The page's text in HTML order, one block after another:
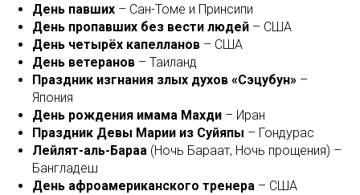
День павших – Сан-Томе и Принсипи
День пропавших без вести людей – США
День четырёх капелланов – США
День ветеранов – Таиланд
Праздник изгнания злых духов «Сэцубун» –
Япония
День рождения имама Махди – Иран
Праздник Девы Марии из Суйяпы – Гондурас
Лейлят-аль-Бараа (Ночь Бараат, Ночь прощения) –
Бангладеш
День афроамериканского тренера – США